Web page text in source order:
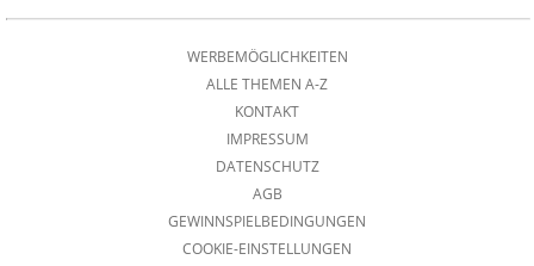
WERBEMÖGLICHKEITEN
ALLE THEMEN A-Z
KONTAKT
IMPRESSUM
DATENSCHUTZ
AGB
GEWINNSPIELBEDINGUNGEN
COOKIE-EINSTELLUNGEN